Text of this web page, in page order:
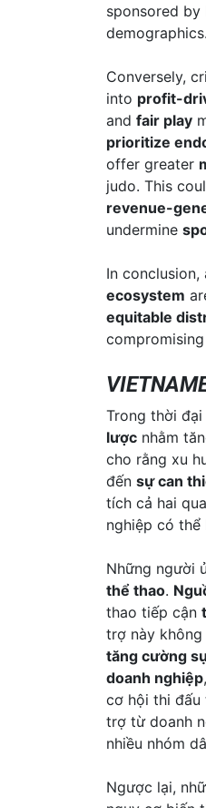
sponsored by
Conversely,
into profit-
and fair play
prioritize
offer greater
judo. This
revenue-
undermine
In
ecosystem
equitable
Trong thời
lược nhằm
cho rằng xu
đến sự can
tích cả hai
nghiệp có thể
Những người
thể thao.
thao tiếp cận
trợ này
tăng cường
doanh nghiệp
cơ hội thi đấu
trợ từ doanh
nhiều nhóm
Ngược lại,